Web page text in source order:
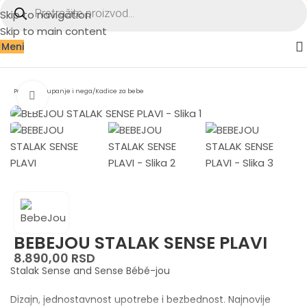
Skip to navigation
Skip to main content
Meni
Početna Kupanje i nega/Kadice za bebe
Zumiraj sliku
BEBEJOU STALAK SENSE PLAVI
8.890,00 RSD
Stalak Sense and Sense Bébé-jou
Dizajn, jednostavnost upotrebe i bezbednost. Najnovije